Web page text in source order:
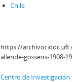
Chile
https://
allende-gossens-1908-
Centro de